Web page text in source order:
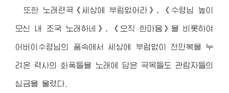
또한 노래련곡《세상에 부럼없어라》, 《 수령님 높이
모신 내 조국 노래하네》, 《오직 한마음》을 비롯하여
어버이수령님 의 품속에서 세상에 부럼없이 천만복을 누
려온 력사의 화폭들을 노래에 담은 곡목들도 관람자들의
심금을 울렸다.